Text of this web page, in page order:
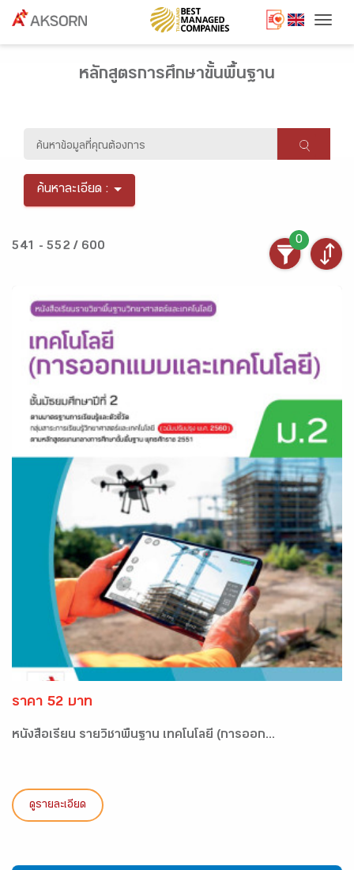
หลักสูตรการศึกษาขั้นพื้นฐาน
ค้นหาละเอียด :
541 - 552 / 600
0
ราคา 52 บาท
หนังสือเรียน รายวิชาพื้นฐาน เทคโนโลยี (การออก...
ดูรายละเอียด